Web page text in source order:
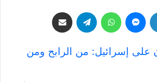
لينكدإن ماسنجر واتساب تيلقرام
على إسرائيل: من الرابح ومن